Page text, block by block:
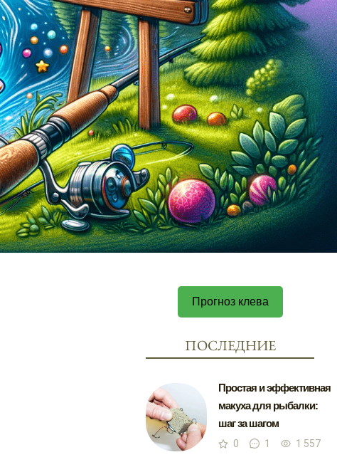
Прогноз клева
ПОСЛЕДНИЕ
Простая и эффективная
макуха для рыбалки:
шаг за шагом
0 1 1 557